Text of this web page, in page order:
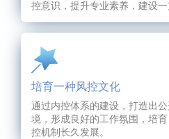
控意识，提升专业素养，建设一
培育一种风控文化
通过内控体系的建设，打造出
境，形成良好的工作氛围，培
控机制长久发展。